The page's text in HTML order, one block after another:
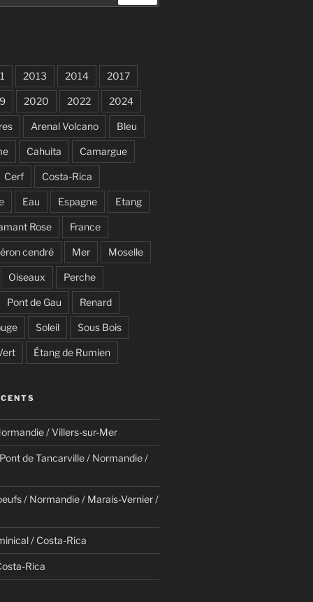
2013 2014 2017
2020 2022 2024
Arenal Volcano Bleu
Cahuita Camargue
Cerf Costa-Rica
Eau Espagne Etang
Rose France
cendré Mer Moselle
Oiseaux Perche
Pont de Gau Renard
Soleil Sous Bois
Étang de Rumien
/ Villers-sur-Mer
de Tancarville / Normandie /
/ Normandie / Marais-Vernier /
/ Costa-Rica
Rica